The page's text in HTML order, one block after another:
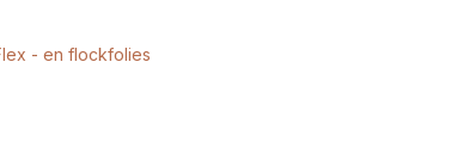
- en flockfolies